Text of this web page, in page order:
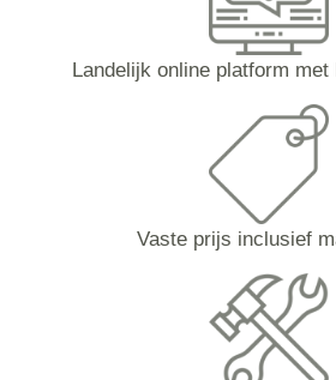
Landelijk online platform
Vaste prijs inclusief